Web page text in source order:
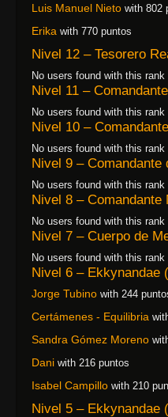
Luis Manuel Nieto with 802
Erika with 770 puntos
Nivel 12 – Tesorero
No users found with this rank
Nivel 11 –
No users found with this rank
Nivel 10 –
No users found with this rank
Nivel 9 – Comandante
No users found with this rank
Nivel 8 – Comandante
No users found with this rank
Nivel 7 – Cuerpo de
No users found with this rank
Nivel 6 – Ekkynandae
Jorge Tubino with 244
Certámenes - Equilibria
Sandra Gómez Moreno
Dani with 216 puntos
Isabel Campillo with 210
Nivel 5 – Ekkynandae